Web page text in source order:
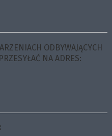
ODBYWAJĄCYCH
NA ADRES: